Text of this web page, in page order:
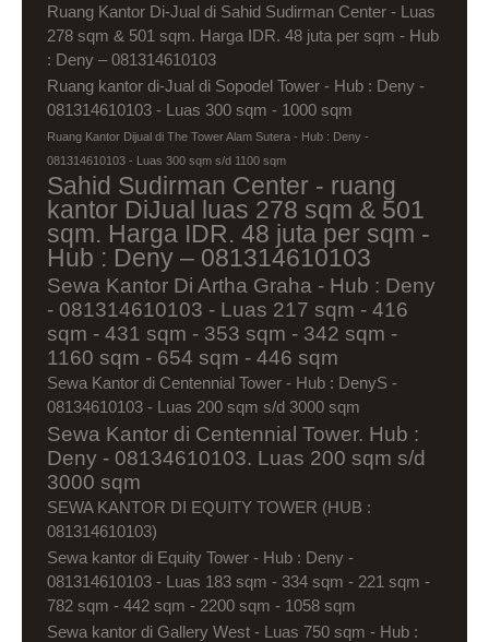
Ruang Kantor Di-Jual di Sahid Sudirman Center - Luas
278 sqm & 501 sqm. Harga IDR. 48 juta per sqm - Hub
: Deny – 081314610103
Ruang kantor di-Jual di Sopodel Tower - Hub : Deny -
081314610103 - Luas 300 sqm - 1000 sqm
Ruang Kantor Dijual di The Tower Alam Sutera - Hub : Deny -
081314610103 - Luas 300 sqm s/d 1100 sqm
Sahid Sudirman Center - ruang
kantor DiJual luas 278 sqm & 501
sqm. Harga IDR. 48 juta per sqm -
Hub : Deny – 081314610103
Sewa Kantor Di Artha Graha - Hub : Deny
- 081314610103 - Luas 217 sqm - 416
sqm - 431 sqm - 353 sqm - 342 sqm -
1160 sqm - 654 sqm - 446 sqm
Sewa Kantor di Centennial Tower - Hub : DenyS -
08134610103 - Luas 200 sqm s/d 3000 sqm
Sewa Kantor di Centennial Tower. Hub :
Deny - 08134610103. Luas 200 sqm s/d
3000 sqm
SEWA KANTOR DI EQUITY TOWER (HUB :
081314610103)
Sewa kantor di Equity Tower - Hub : Deny -
081314610103 - Luas 183 sqm - 334 sqm - 221 sqm -
782 sqm - 442 sqm - 2200 sqm - 1058 sqm
Sewa kantor di Gallery West - Luas 750 sqm - Hub :